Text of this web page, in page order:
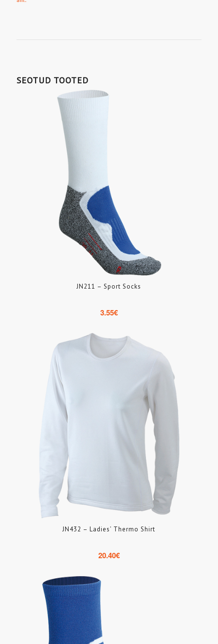
SEOTUD TOOTED
JN211 – Sport Socks
3.55€
JN432 – Ladies’ Thermo Shirt
20.40€